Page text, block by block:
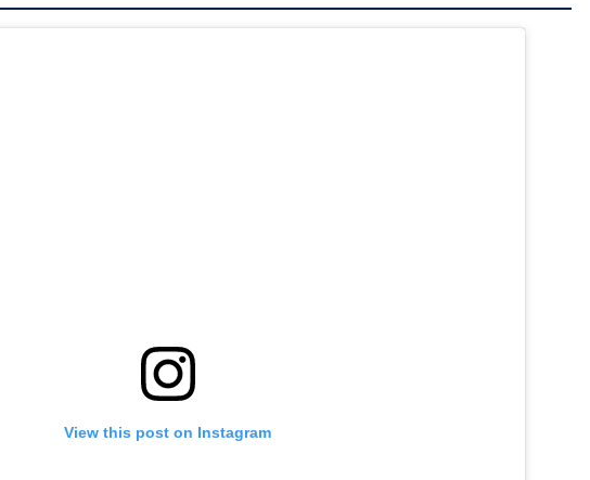
View this post on Instagram